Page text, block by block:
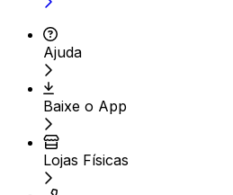
Ajuda
Baixe o App
Lojas Físicas